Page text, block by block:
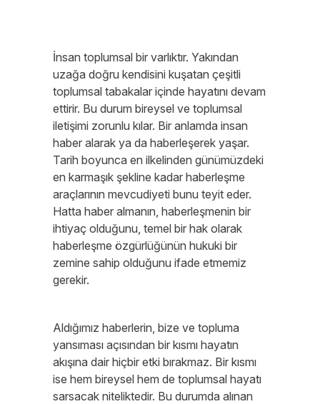
İnsan toplumsal bir varlıktır. Yakından
uzağa doğru kendisini kuşatan çeşitli
toplumsal tabakalar içinde hayatını devam
ettirir. Bu durum bireysel ve toplumsal
iletişimi zorunlu kılar. Bir anlamda insan
haber alarak ya da haberleşerek yaşar.
Tarih boyunca en ilkelinden günümüzdeki
en karmaşık şekline kadar haberleşme
araçlarının mevcudiyeti bunu teyit eder.
Hatta haber almanın, haberleşmenin bir
ihtiyaç olduğunu, temel bir hak olarak
haberleşme özgürlüğünün hukuki bir
zemine sahip olduğunu ifade etmemiz
gerekir.
Aldığımız haberlerin, bize ve topluma
yansıması açısından bir kısmı hayatın
akışına dair hiçbir etki bırakmaz. Bir kısmı
ise hem bireysel hem de toplumsal hayatı
sarsacak niteliktedir. Bu durumda alınan